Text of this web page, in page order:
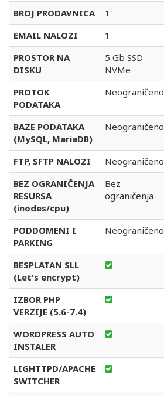
BROJ PRODAVNICA 1
EMAIL NALOZI
1
PROSTOR NA
DISKU
5 Gb SSD
NVMe
PROTOK
PODATAKA
Neograničeno
BAZE PODATAKA
(MySQL, MariaDB)
Neograničeno
FTP, SFTP NALOZI Neograničeno
BEZ OGRANIČENJA
RESURSA
(inodes/cpu)
Bez
ograničenja
PODDOMENI I
PARKING
Neograničeno
BESPLATAN SLL
(Let's encrypt)
IZBOR PHP
VERZIJE (5.6-7.4)
WORDPRESS AUTO
INSTALER
LIGHTTPD/APACHE
SWITCHER